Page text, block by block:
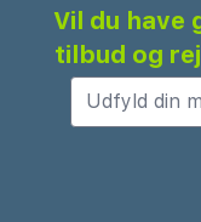
Vil du have
tilbud og